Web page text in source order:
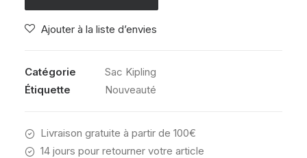
BLUEAjouter à la liste d’envies
Catégorie
Sac Kipling
Étiquette
Nouveauté
Livraison gratuite à partir de 100€
14 jours pour retourner votre article